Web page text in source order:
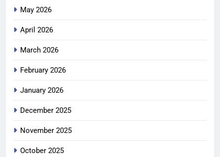
May 2026
April 2026
March 2026
February 2026
January 2026
December 2025
November 2025
October 2025